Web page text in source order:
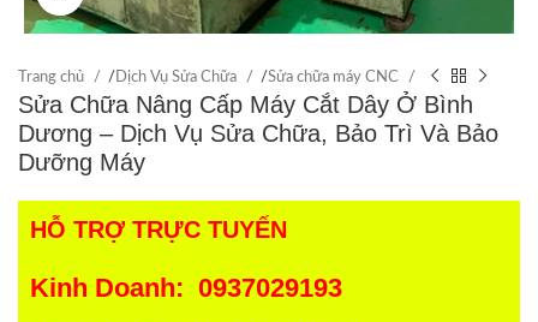
Trang chủ / Dịch Vụ Sửa Chữa /Sửa chữa máy CNC
Sửa Chữa Nâng Cấp Máy Cắt Dây Ở Bình
Dương – Dịch Vụ Sửa Chữa, Bảo Trì Và Bảo
Dưỡng Máy
HỖ TRỢ TRỰC TUYẾN
Kinh Doanh: 0937029193